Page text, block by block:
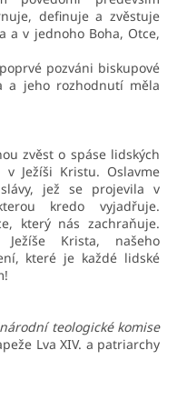
definuje a zvěstuje
a v jednoho Boha, Otce,
pozváni biskupové
a jeho rozhodnutí měla
zvěst o spáse lidských
Ježíši Kristu. Oslavme
jež se projevila v
kredo vyjadřuje.
který nás zachraňuje.
Krista, našeho
které je každé lidské
teologické komise
Lva XIV. a patriarchy